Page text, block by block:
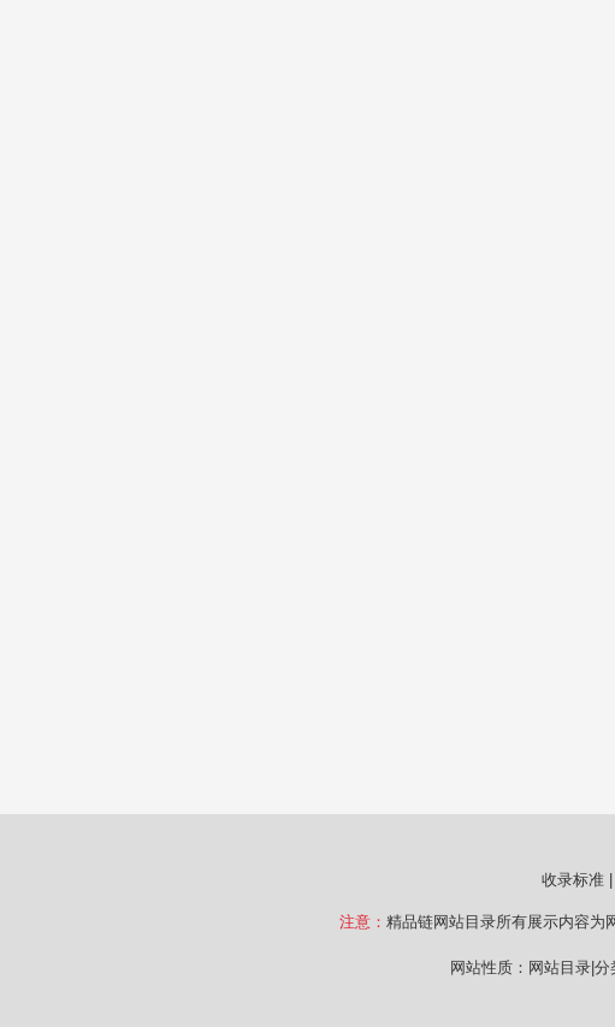
收录标准
注意： 精品链网站目录所有展示内容为
网站性质：网站目录|